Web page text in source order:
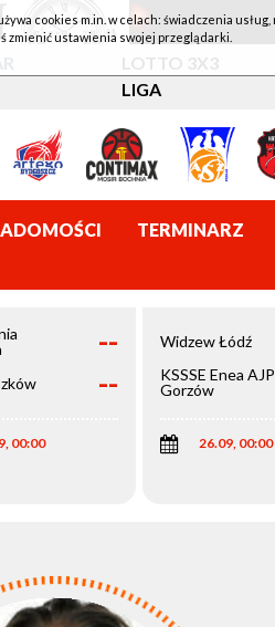
LOTTO 3X3
LIGA
TERMINARZ
--
--
00:00
Widzew Łódź
KSSSE Enea AJP
Gorzów
26.09, 00:00
cookies m.in. w celach: świadczenia
zmienić ustawienia swojej przeglądarki.